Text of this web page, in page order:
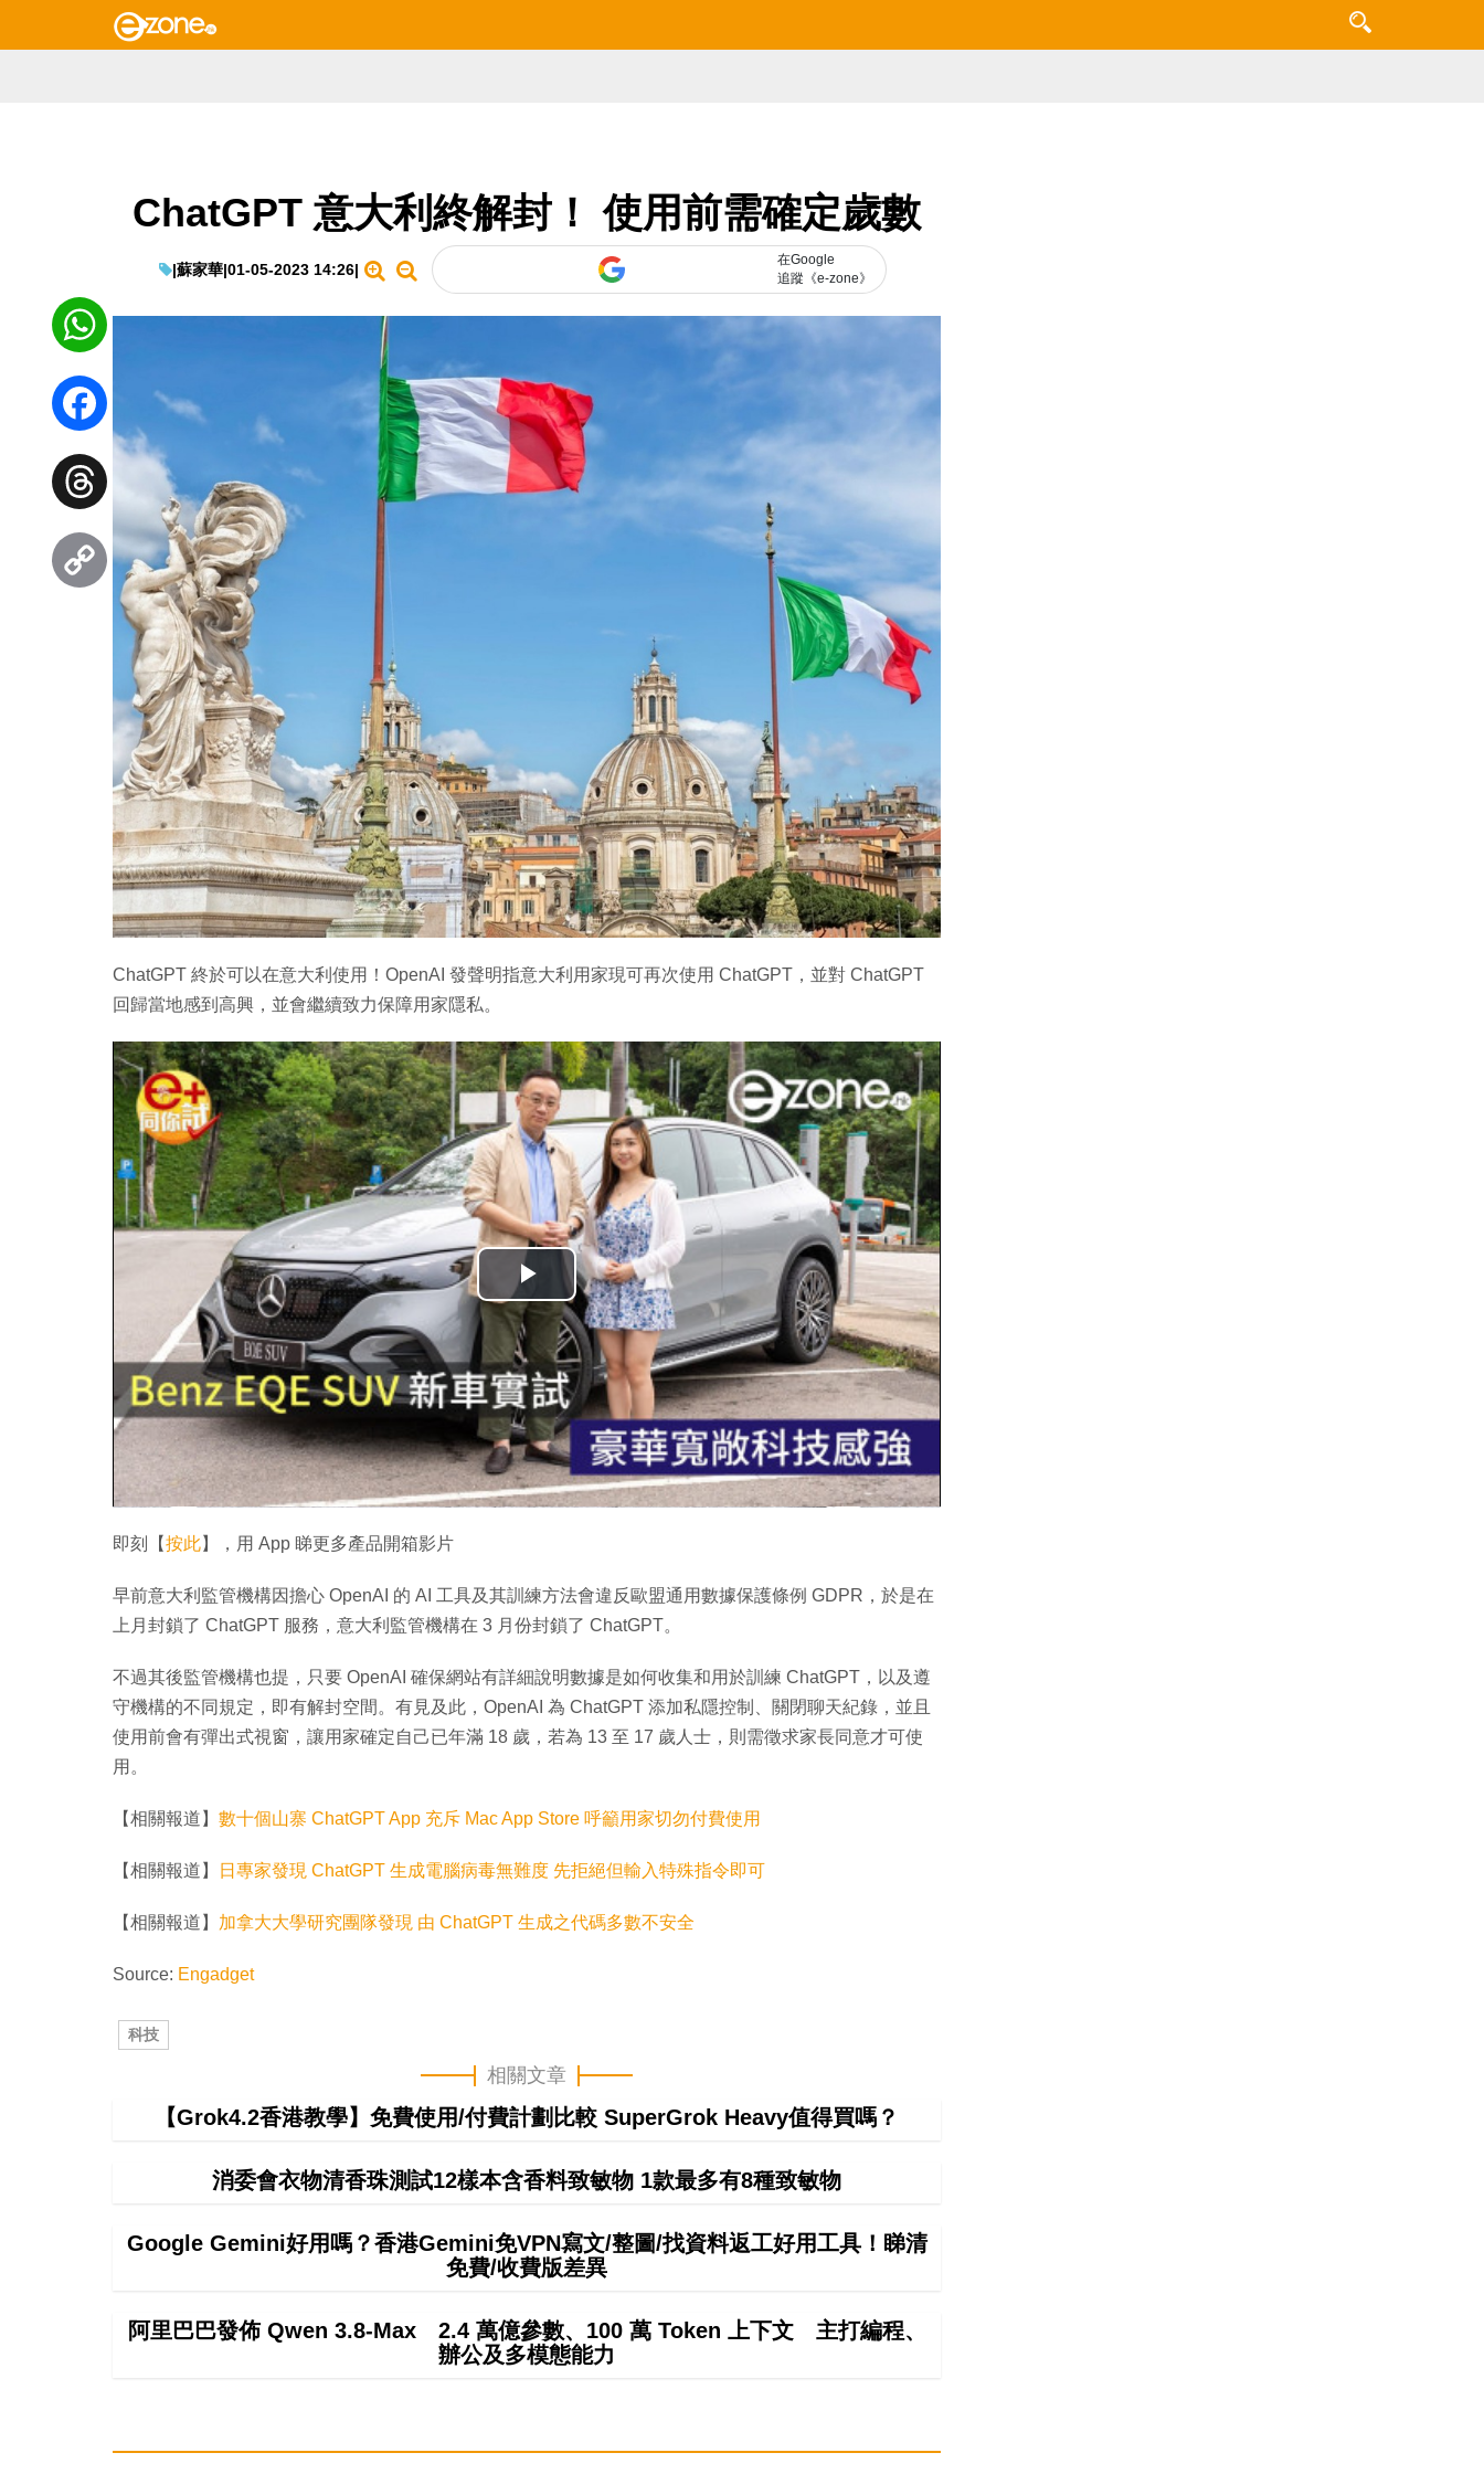
ChatGPT 意大利終解封！ 使用前需確定歲數
|蘇家華|01-05-2023 14:26|
在Google
追蹤《e-zone》
ChatGPT 終於可以在意大利使用！OpenAI 發聲明指意大利用家現可再次使用 ChatGPT，並對 ChatGPT
回歸當地感到高興，並會繼續致力保障用家隱私。
播
放
影
片
即刻【按此】，用 App 睇更多產品開箱影片
早前意大利監管機構因擔心 OpenAI 的 AI 工具及其訓練方法會違反歐盟通用數據保護條例 GDPR，於是在
上月封鎖了 ChatGPT 服務，意大利監管機構在 3 月份封鎖了 ChatGPT。
不過其後監管機構也提，只要 OpenAI 確保網站有詳細說明數據是如何收集和用於訓練 ChatGPT，以及遵
守機構的不同規定，即有解封空間。有見及此，OpenAI 為 ChatGPT 添加私隱控制、關閉聊天紀錄，並且
使用前會有彈出式視窗，讓用家確定自己已年滿 18 歲，若為 13 至 17 歲人士，則需徵求家長同意才可使
用。
【相關報道】 數十個山寨 ChatGPT App 充斥 Mac App Store 呼籲用家切勿付費使用
【相關報道】 日專家發現 ChatGPT 生成電腦病毒無難度 先拒絕但輸入特殊指令即可
【相關報道】 加拿大大學研究團隊發現 由 ChatGPT 生成之代碼多數不安全
Source: Engadget
科技
相關文章
【Grok4.2香港教學】免費使用/付費計劃比較 SuperGrok Heavy值得買嗎？
消委會衣物清香珠測試12樣本含香料致敏物 1款最多有8種致敏物
Google Gemini好用嗎？香港Gemini免VPN寫文/整圖/找資料返工好用工具！睇清
免費/收費版差異
阿里巴巴發佈 Qwen 3.8-Max 2.4 萬億參數、100 萬 Token 上下文 主打編程、
辦公及多模態能力
WhatsApp
Facebook
Threads
Copy